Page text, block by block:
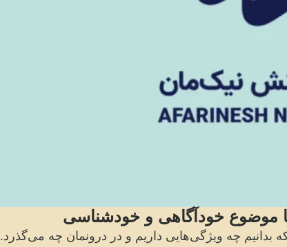
موضوع خودآگاهی و خودشناسی
چه ویژگی‌هایی داریم و در درونمان چه می‌گذرد.